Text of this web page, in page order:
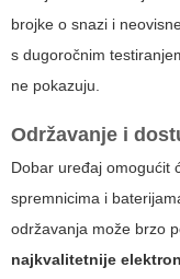
brojke o snazi i
s dugoročnim
ne pokazuju.
Održavanje i
Dobar uređaj omogućit
spremnicima i
održavanja može brzo
najkvalitetnije